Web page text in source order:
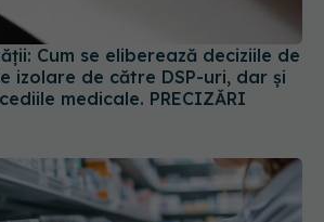
Cum se eliberează deciziile de
izolare de către DSP-uri, dar și
medicale. PRECIZĂRI